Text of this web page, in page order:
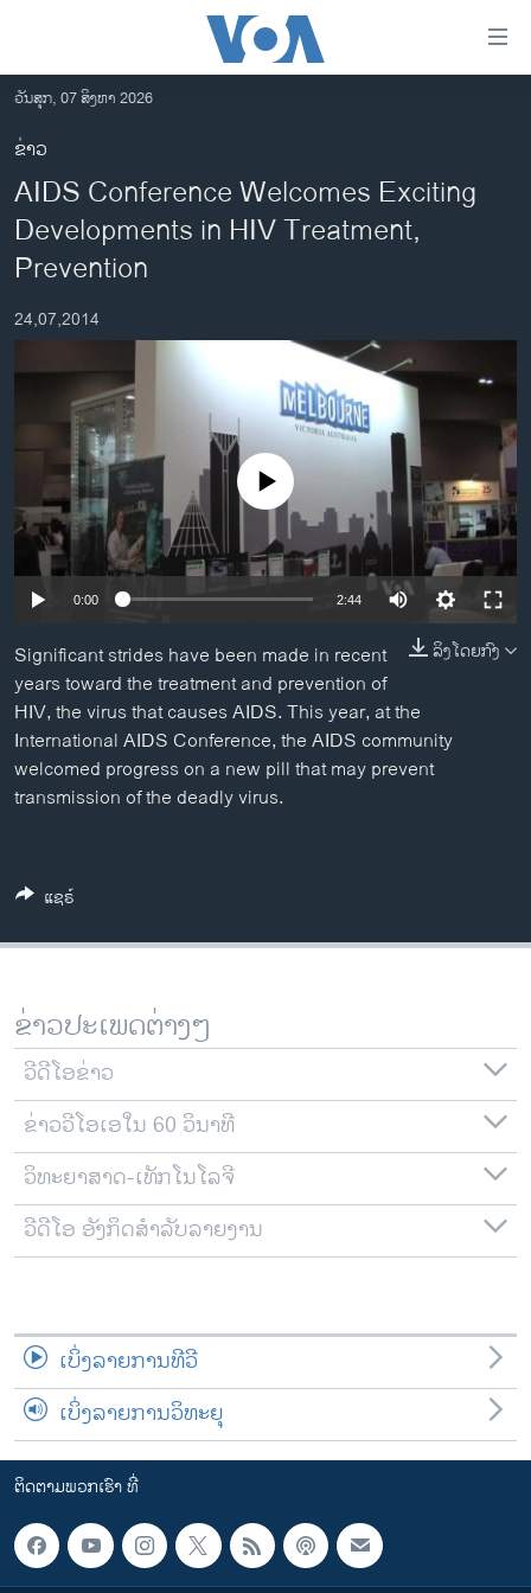
ເຂົ້າ
ຫາ
ຂ້າມ
ຂ້າມ
ຂ້າມ
ໄປ
ຫາ
ຊອກ
ຄົ້ນ
ອາເມຣິກາ
ການເລືອກຕັ້ງ ປະທານາທີບໍດີ ສະຫະລັດ 2024
ໂລກ
ເອເຊຍ
ອິດສະຫຼະພາບດ້ານການຂ່າວ
ຊີວິດຊາວລາວ
ຊຸມຊົນຊາວລາວ
ວິທະຍາສາດ-ເທັກໂນໂລຈີ
ທຸລະກິດ
ວີດີໂອ
ສຽງ
ລາຍການກະຈາຍສຽງ
ລາຍງານ
ຕິດຕາມພວກເຮົາ ທີ່
ພາສາຕ່າງໆ
ວັນສຸກ, 07 ສິງຫາ 2026
ຂ່າວ
AIDS Conference Welcomes Exciting
Developments in HIV Treatment,
Prevention
24,07,2014
No media source currently available
0:00 2:44
ລິງໂດຍກົງ
Significant strides have been made in recent
years toward the treatment and prevention of
HIV, the virus that causes AIDS. This year, at the
International AIDS Conference, the AIDS community
welcomed progress on a new pill that may prevent
transmission of the deadly virus.
ແຊຣ໌
ຂ່າວປະເພດຕ່າງໆ
ວີດີໂອຂ່າວ
ຂ່າວວີໂອເອໃນ 60 ວິນາທີ
ວິທະຍາສາດ-ເທັກໂນໂລຈີ
ວີດີໂອ ອັງກິດສຳລັບລາຍງານ
ເບິ່ງລາຍການທີວີ
ເບິ່ງລາຍການວິທະຍຸ
ຕິດຕາມພວກເຮົາ ທີ່